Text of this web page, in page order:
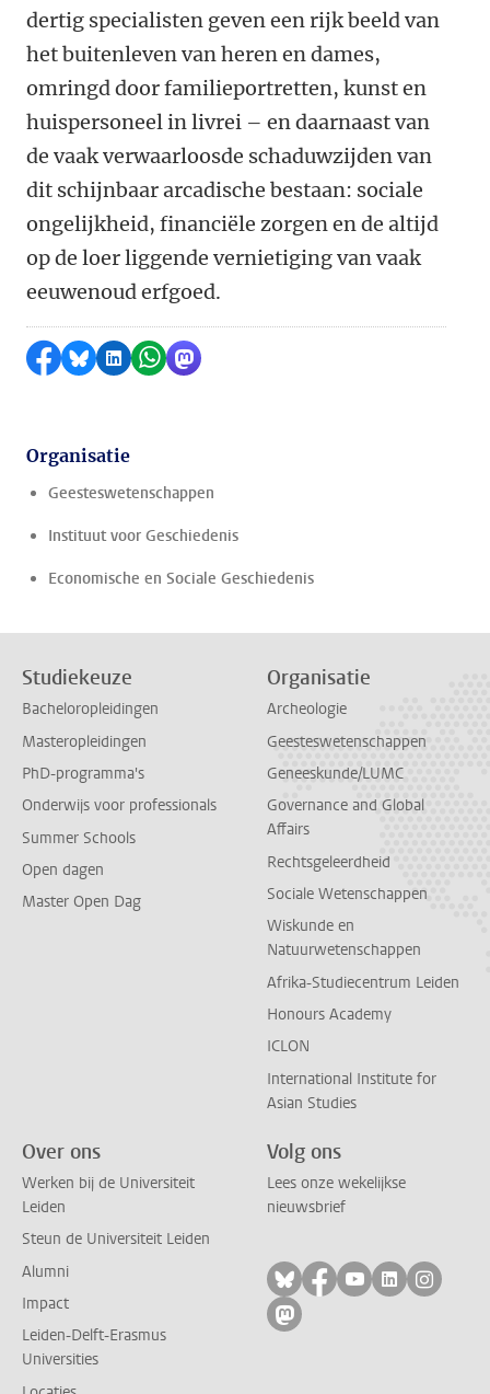
dertig specialisten geven een rijk beeld van
het buitenleven van heren en dames,
omringd door familieportretten, kunst en
huispersoneel in livrei – en daarnaast van
de vaak verwaarloosde schaduwzijden van
dit schijnbaar arcadische bestaan: sociale
ongelijkheid, financiële zorgen en de altijd
op de loer liggende vernietiging van vaak
eeuwenoud erfgoed.
Delen op Facebook
Delen via Bluesky
Delen op LinkedIn
Delen via WhatsApp
Delen via Mastodon
Organisatie
Geesteswetenschappen
Instituut voor Geschiedenis
Economische en Sociale Geschiedenis
Studiekeuze
Bacheloropleidingen
Masteropleidingen
PhD-programma's
Onderwijs voor professionals
Summer Schools
Open dagen
Master Open Dag
Organisatie
Archeologie
Geesteswetenschappen
Geneeskunde/LUMC
Governance and Global
Affairs
Rechtsgeleerdheid
Sociale Wetenschappen
Wiskunde en
Natuurwetenschappen
Afrika-Studiecentrum Leiden
Honours Academy
ICLON
International Institute for
Asian Studies
Over ons
Werken bij de Universiteit
Leiden
Steun de Universiteit Leiden
Alumni
Impact
Leiden-Delft-Erasmus
Universities
Volg ons
Lees onze wekelijkse
nieuwsbrief
Volg ons op bluesky
Volg ons op
Volg ons op
Volg ons
Volg
Volg ons op mastodon